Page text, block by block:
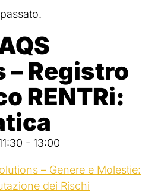
– Registro
RENTRi:
- 13:00
– Genere e Molestie:
dei Rischi